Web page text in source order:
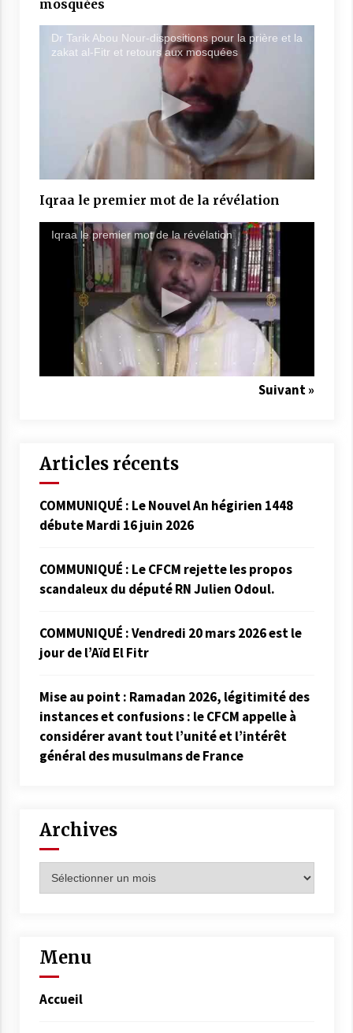
mosquées
Dr Tarik Abou Nour-dispositions pour la prière et la
zakat al-Fitr et retours aux mosquées
Iqraa le premier mot de la révélation
Iqraa le premier mot de la révélation
Suivant »
Articles récents
COMMUNIQUÉ : Le Nouvel An hégirien 1448
débute Mardi 16 juin 2026
COMMUNIQUÉ : Le CFCM rejette les propos
scandaleux du député RN Julien Odoul.
COMMUNIQUÉ : Vendredi 20 mars 2026 est le
jour de l’Aïd El Fitr
Mise au point : Ramadan 2026, légitimité des
instances et confusions : le CFCM appelle à
considérer avant tout l’unité et l’intérêt
général des musulmans de France
Archives
Menu
Accueil